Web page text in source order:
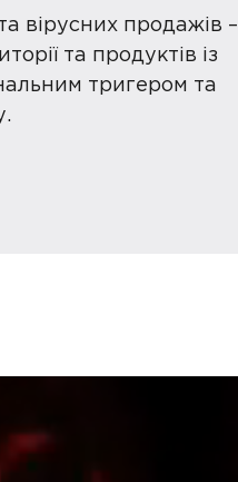
вірусних продажів –
та продуктів із
тригером та